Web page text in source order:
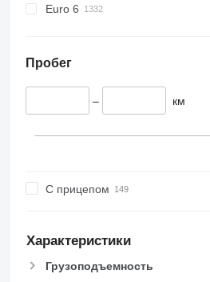
Euro 6
Пробег
– км
С прицепом
Характеристики
Грузоподъемность